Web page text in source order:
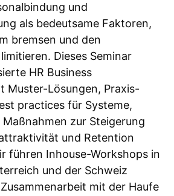
und
als bedeutsame Faktoren,
bremsen und den
Dieses Seminar
HR Business
Muster-Lösungen, Praxis-
practices für Systeme,
zur Steigerung
und Retention
führen Inhouse-Workshops in
und der Schweiz
mit der Haufe